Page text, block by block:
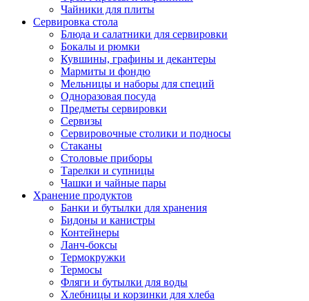
Чайники для плиты
Сервировка стола
Блюда и салатники для сервировки
Бокалы и рюмки
Кувшины, графины и декантеры
Мармиты и фондю
Мельницы и наборы для специй
Одноразовая посуда
Предметы сервировки
Сервизы
Сервировочные столики и подносы
Стаканы
Столовые приборы
Тарелки и супницы
Чашки и чайные пары
Хранение продуктов
Банки и бутылки для хранения
Бидоны и канистры
Контейнеры
Ланч-боксы
Термокружки
Термосы
Фляги и бутылки для воды
Хлебницы и корзинки для хлеба